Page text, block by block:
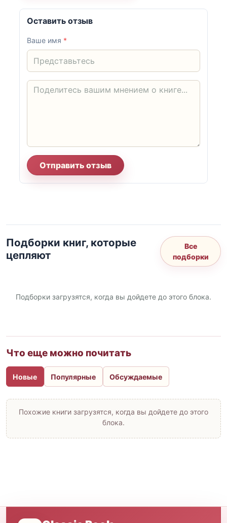
Оставить отзыв
Ваше имя *
Отправить отзыв
Подборки книг, которые
цепляют
Все
подборки
Подборки загрузятся, когда вы дойдете до этого блока.
Что еще можно почитать
Новые Популярные Обсуждаемые
Похожие книги загрузятся, когда вы дойдете до этого
блока.